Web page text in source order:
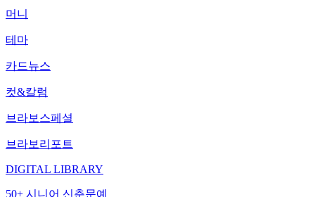
머니
테마
카드뉴스
컷&칼럼
브라보스페셜
브라보리포트
DIGITAL LIBRARY
50+ 시니어 신춘문예